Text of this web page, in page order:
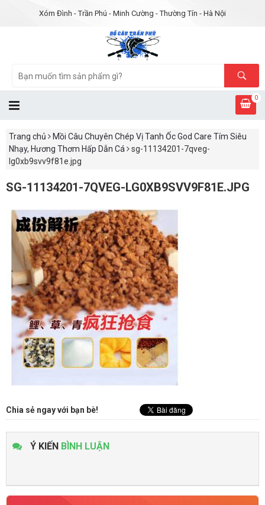
Xóm Đình - Trần Phú - Minh Cường - Thường Tín - Hà Nội
0
Trang chủ
Mồi Câu Chuyên Chép Vị Tanh Ốc God Care Tím Siêu
Nhạy, Hương Thơm Hấp Dẫn Cá
sg-11134201-7qveg-
lg0xb9svv9f81e.jpg
SG-11134201-7QVEG-LG0XB9SVV9F81E.JPG
Chia sẻ ngay với bạn bè!
Ý KIẾN BÌNH LUẬN